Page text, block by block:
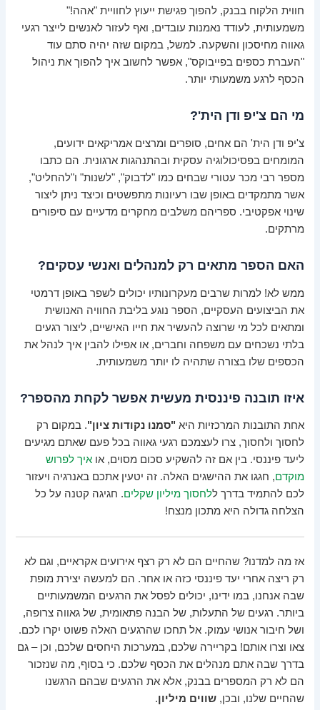
חווית הלקוח בבנק, להפוך פגישת ייעוץ לחוויית "אהה!"
משמעותית, לעודד נאמנות עובדים, ואף לעזור לאנשים לייצר רגעי
גאווה מחיסכון והשקעה. למשל, במקום שזה יהיה סתם עוד
"העברת כספים בפייבוקס", אפשר לחשוב איך להפוך את ניהול
הכסף לרגע משמעותי יותר.
מי הם צ'יפ ודן הית'?
צ'יפ ודן הית' הם אחים, סופרים ומרצים אמריקאים ידועים,
המומחים בפסיכולוגיה עסקית ובהתנהגות ארגונית. הם כתבו
מספר רבי מכר עטורי שבחים כמו "לדבוק", "לשנות" ו"להחליט",
אשר מתמקדים באופן שבו רעיונות מתפשטים וכיצד ניתן ליצור
שינוי אפקטיבי. ספריהם משלבים מחקרים מדעיים עם סיפורים
מרתקים.
האם הספר מתאים רק למנהלים ואנשי עסקים?
ממש לא! למרות שרבים מעקרונותיו יכולים לשפר באופן דרמטי
את הביצועים העסקיים, הספר נוגע בליבת החוויה האנושית
ומתאים לכל מי שרוצה להעשיר את חייו האישיים, ליצור רגעים
בלתי נשכחים עם משפחה וחברים, או אפילו להבין איך לנהל את
הכספים שלו בצורה שתהיה לו יותר משמעותית.
איזו תובנה פיננסית מעשית אפשר לקחת מהספר?
אחת התובנות המרכזיות היא "סמנו נקודות ציון". במקום רק
לחסוך ולחסוך, צרו לעצמכם רגעי גאווה בכל פעם שאתם מגיעים
ליעד פיננסי. בין אם זה להשקיע סכום מסוים, אואיך לפרוש
מוקדם, חגגו את ההישגים האלה. זה יטעין אתכם באנרגיה ויעזור
לכם להתמיד בדרך ללחסוך מיליון שקלים. חגיגה קטנה על כל
הצלחה גדולה היא מתכון מנצח!
אז מה למדנו? שהחיים הם לא רק רצף אירועים אקראיים, וגם לא
רק ריצה אחרי יעד פיננסי כזה או אחר. הם למעשה יצירת מופת
שבה אנחנו, במו ידינו, יכולים לפסל את הרגעים המשמעותיים
ביותר. רגעים של התעלות, של הבנה פתאומית, של גאווה צרופה,
ושל חיבור אנושי עמוק. אל תחכו שהרגעים האלה פשוט יקרו לכם.
צאו וצרו אותם! בקריירה שלכם, במערכות היחסים שלכם, וכן – גם
בדרך שבה אתם מנהלים את הכסף שלכם. כי בסוף, מה שנזכור
הם לא רק המספרים בבנק, אלא את הרגעים שבהם הרגשנו
שהחיים שלנו, ובכן,שווים מיליון.